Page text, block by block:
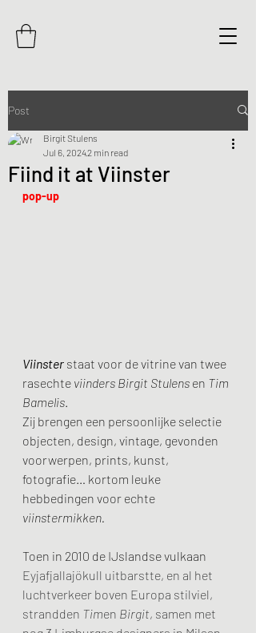
Post
Fiind it at Viinster
Birgit Stulens
Jul 6, 20242 min read
pop-up
Viinster staat voor de vitrine van twee
rasechte viinders Birgit Stulens en Tim
Bamelis.
Zij brengen een persoonlijke selectie
objecten, design, vintage, gevonden
voorwerpen, prints, kunst,
fotografie… kortom leuke
hebbedingen voor echte
viinstermikken.
Toen in 2010 de IJslandse vulkaan
Eyjafjallajökull uitbarstte, en al het
luchtverkeer boven Europa stilviel,
strandden Timen Birgit, samen met